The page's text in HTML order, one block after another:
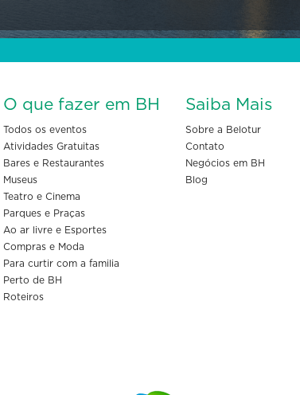
O que fazer em BH
Todos os eventos
Atividades Gratuitas
Bares e Restaurantes
Museus
Teatro e Cinema
Parques e Praças
Ao ar livre e Esportes
Compras e Moda
Para curtir com a familia
Perto de BH
Roteiros
Saiba Mais
Sobre a Belotur
Contato
Negócios em BH
Blog